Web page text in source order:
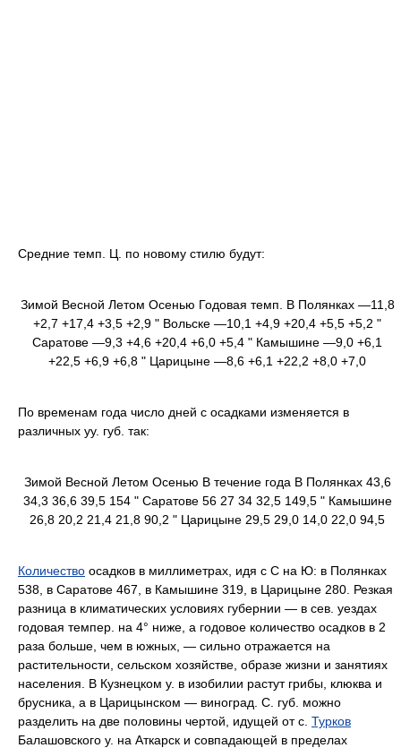
Средние темп. Ц. по новому стилю будут:
Зимой Весной Летом Осенью Годовая темп. В Полянках —11,8
+2,7 +17,4 +3,5 +2,9 " Вольске —10,1 +4,9 +20,4 +5,5 +5 2 "
Саратове —9,3 +4,6 +20,4 +6,0 +5,4 " Камышине —9,0 +6,1
+22,5 +6,9 +6,8 " Царицыне —8,6 +6,1 +22,2 +8,0 +7,0
По временам года число дней с осадками изменяется в
различных уу. губ. так:
Зимой Весной Летом Осенью В течение года В Полянках 43,6
34,3 36,6 39,5 154 " Саратове 56 27 34 32,5 149,5 " Камышине
26,8 20,2 21,4 21,8 90,2 " Царицыне 29,5 29,0 14,0 22,0 94,5
Количество осадков в миллиметрах, идя с С на Ю: в Полянках
538, в Саратове 467, в Камышине 319, в Царицыне 280. Резкая
разница в климатических условиях губернии — в сев. уездах
годовая темпер. на 4° ниже, а годовое количество осадков в 2
раза больше, чем в южных, — сильно отражается на
растительности, сельском хозяйстве, образе жизни и занятиях
населения. В Кузнецком у. в изобилии растут грибы, клюква и
брусника, а в Царицынском — виноград. С. губ. можно
разделить на две половины чертой, идущей от с. Турков
Балашовского у. на Аткарск и совпадающей в пределах